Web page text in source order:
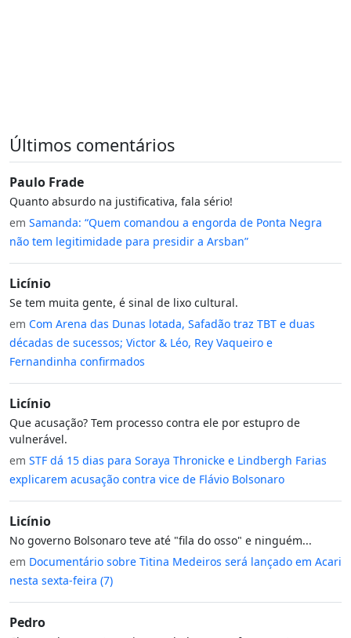
Últimos comentários
Paulo Frade
Quanto absurdo na justificativa, fala sério!
em Samanda: “Quem comandou a engorda de Ponta Negra
não tem legitimidade para presidir a Arsban”
Licínio
Se tem muita gente, é sinal de lixo cultural.
em Com Arena das Dunas lotada, Safadão traz TBT e duas
décadas de sucessos; Victor & Léo, Rey Vaqueiro e
Fernandinha confirmados
Licínio
Que acusação? Tem processo contra ele por estupro de
vulnerável.
em STF dá 15 dias para Soraya Thronicke e Lindbergh Farias
explicarem acusação contra vice de Flávio Bolsonaro
Licínio
No governo Bolsonaro teve até "fila do osso" e ninguém...
em Documentário sobre Titina Medeiros será lançado em Acari
nesta sexta-feira (7)
Pedro